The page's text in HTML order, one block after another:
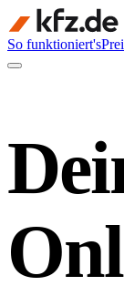
So funktioniert's